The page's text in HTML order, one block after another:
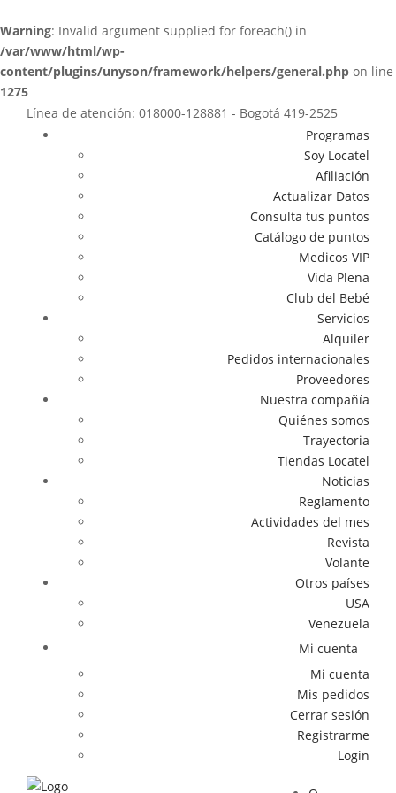
Warning: Invalid argument supplied for foreach() in
/var/www/html/wp-
content/plugins/unyson/framework/helpers/general.php on line
1275
Línea de atención: 018000-128881 - Bogotá 419-2525
Programas
Soy Locatel
Afiliación
Actualizar Datos
Consulta tus puntos
Catálogo de puntos
Medicos VIP
Vida Plena
Club del Bebé
Servicios
Alquiler
Pedidos internacionales
Proveedores
Nuestra compañía
Quiénes somos
Trayectoria
Tiendas Locatel
Noticias
Reglamento
Actividades del mes
Revista
Volante
Otros países
USA
Venezuela
Mi cuenta
Mi cuenta
Mis pedidos
Cerrar sesión
Registrarme
Login